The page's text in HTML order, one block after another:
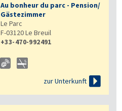
Au bonheur du parc - Pension/
Gästezimmer
Le Parc
F-03120Le Breuil
+33-470-992491
zur Unterkunft 